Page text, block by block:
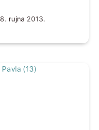
8. rujna 2013.